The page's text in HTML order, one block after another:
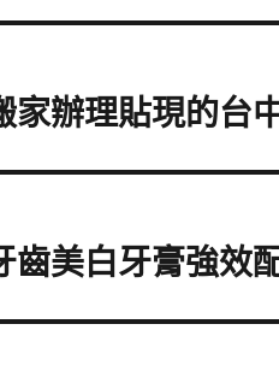
辦理貼現的台
齒美白牙膏強效